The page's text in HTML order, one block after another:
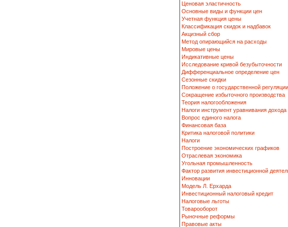
Ценовая эластичность
Основные виды и функции цен
Учетная функция цены
Классификация скидок и надбавок
Акцизный сбор
Метод опирающийся на расходы
Мировые цены
Индикативные цены
Исследование кривой безубыточности
Дифференциальное определение цен
Сезонные скидки
Положение о государственной регуляции
Сокращение избыточного производства
Теория налогообложения
Налоги инструмент уравнивания дохода
Вопрос единого налога
Финансовая база
Критика налоговой политики
Налоги
Построение экономических графиков
Отраслевая экономика
Угольная промышленность
Фактор развития инвестиционной
Инновации
Модель Л. Ерхарда
Инвестиционный налоговый кредит
Налоговые льготы
Товарооборот
Рыночные реформы
Правовые акты